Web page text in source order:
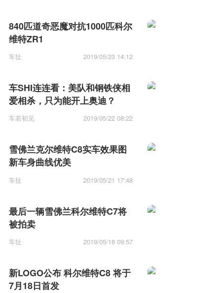
840匹道奇恶魔对抗1000匹科尔
维特ZR1
车扯 2019/05/23 14:12
车SHI连连看：美队和钢铁侠相
爱相杀，只为能开上奥迪？
车若初见 2019/05/22 08:22
雪佛兰克尔维特C8实车效果图
新车身曲线优美
车扯 2019/05/21 17:48
最后一辆雪佛兰科尔维特C7将
被拍卖
车扯 2019/05/18 09:57
新LOGO公布 科尔维特C8 将于
7月18日首发